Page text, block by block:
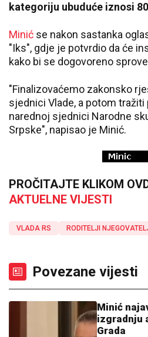
kategoriju ubuduće iznosi
Minić se nakon sastanka
"Iks", gdje je potvrdio da će
kako bi se dogovoreno
"Finalizovaćemo zakonsko
sjednici Vlade, a potom tražiti
narednoj sjednici Narodne
Srpske", napisao je Minić.
PROČITAJTE KLIKOM
AKTUELNE VIJESTI
VLADA RS RODITELJI
Povezane vijesti
Minić
izgradnju
Grada